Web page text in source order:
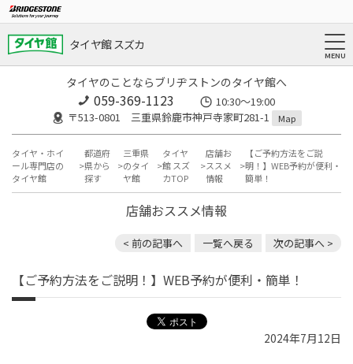
タイヤ館 スズカ
タイヤのことならブリヂストンのタイヤ館へ
059-369-1123
10:30～19:00
〒513-0801 三重県鈴鹿市神戸寺家町281-1
Map
タイヤ・ホイ
ール専門店の
タイヤ館
都道府
県から
探す
三重県
のタイ
ヤ館
タイヤ
館 スズ
カTOP
店舗お
ススメ
情報
【ご予約方法をご説
明！】WEB予約が便利・
簡単！
店舗おススメ情報
< 前の記事へ 一覧へ戻る 次の記事へ >
【ご予約方法をご説明！】WEB予約が便利・簡単！
2024年7月12日